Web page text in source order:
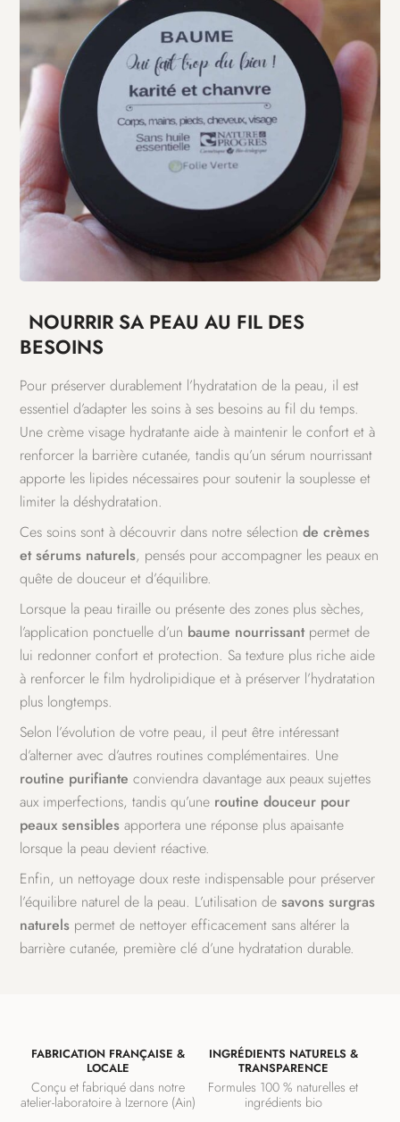
NOURRIR SA PEAU AU FIL DES
BESOINS
Pour préserver durablement l’hydratation de la peau, il est
essentiel d’adapter les soins à ses besoins au fil du temps.
Une crème visage hydratante aide à maintenir le confort et à
renforcer la barrière cutanée, tandis qu’un sérum nourrissant
apporte les lipides nécessaires pour soutenir la souplesse et
limiter la déshydratation.
Ces soins sont à découvrir dans notre sélectionde crèmes
et sérums naturels, pensés pour accompagner les peaux en
quête de douceur et d’équilibre.
Lorsque la peau tiraille ou présente des zones plus sèches,
l’application ponctuelle d’un baume nourrissantpermet de
lui redonner confort et protection. Sa texture plus riche aide
à renforcer le film hydrolipidique et à préserver l’hydratation
plus longtemps.
Selon l’évolution de votre peau, il peut être intéressant
d’alterner avec d’autres routines complémentaires. Une
routine purifiante conviendra davantage aux peaux sujettes
aux imperfections, tandis qu’une routine douceur pour
peaux sensibles apportera une réponse plus apaisante
lorsque la peau devient réactive.
Enfin, un nettoyage doux reste indispensable pour préserver
l’équilibre naturel de la peau. L’utilisation desavons surgras
naturels permet de nettoyer efficacement sans altérer la
barrière cutanée, première clé d’une hydratation durable.
FABRICATION FRANÇAISE &
LOCALE
Conçu et fabriqué dans notre
atelier-laboratoire à Izernore (Ain)
INGRÉDIENTS NATURELS &
TRANSPARENCE
Formules 100 % naturelles et
ingrédients bio